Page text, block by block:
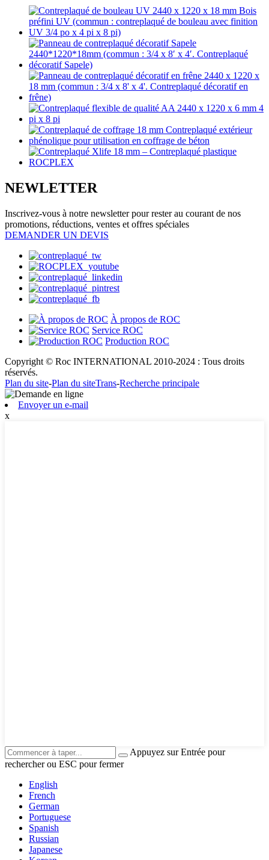
NEWLETTER
Inscrivez-vous à notre newsletter pour rester au courant de nos
promotions, réductions, ventes et offres spéciales
DEMANDER UN DEVIS
À propos de ROC
Service ROC
Production ROC
Copyright © Roc INTERNATIONAL 2010-2024 : Tous droits
réservés.
Plan du site-Plan du siteTrans-Recherche principale
Envoyer un e-mail
x
Appuyez sur Entrée pour
rechercher ou ESC pour fermer
English
French
German
Portuguese
Spanish
Russian
Japanese